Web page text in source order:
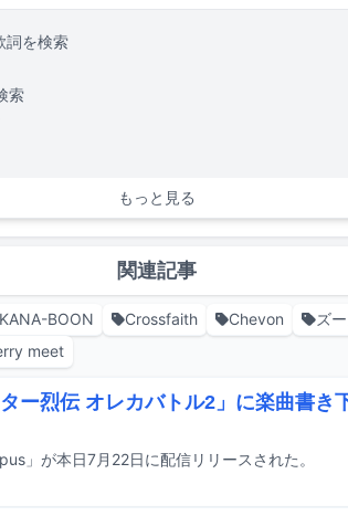
詞を検索
索
もっと見る
関連記事
BOON Crossfaith Chevon ズ
meet
ー烈伝 オレカバトル2」に楽曲書き
」が本日7月22日に配信リリースされた。